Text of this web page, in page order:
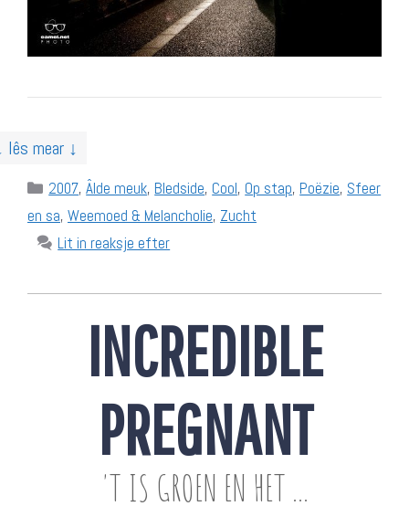
lês mear ↓
Categories
2007,Âlde meuk, Bledside, Cool, Op stap, Poëzie, Sfeer
en sa, Weemoed & Melancholie, Zucht
Lit in reaksje efter
INCREDIBLE
PREGNANT
'T IS GROEN EN HET ...